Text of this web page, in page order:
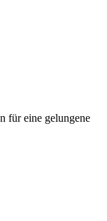
für eine gelungene